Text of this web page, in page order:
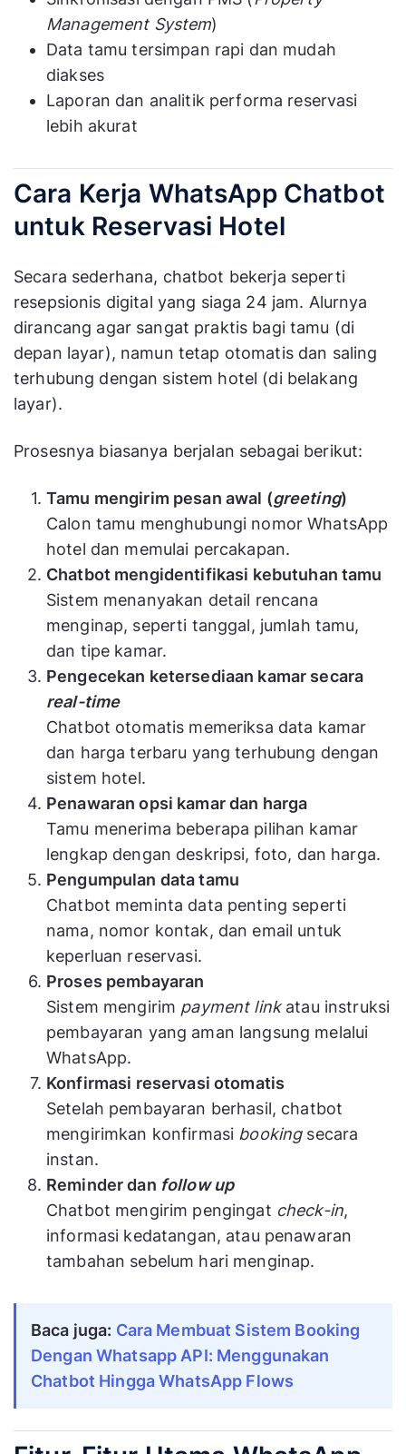
Management System)
Data tamu tersimpan rapi dan mudah
diakses
Laporan dan analitik performa reservasi
lebih akurat
Cara Kerja WhatsApp Chatbot
untuk Reservasi Hotel
Secara sederhana, chatbot bekerja seperti
resepsionis digital yang siaga 24 jam. Alurnya
dirancang agar sangat praktis bagi tamu (di
depan layar), namun tetap otomatis dan saling
terhubung dengan sistem hotel (di belakang
layar).
Prosesnya biasanya berjalan sebagai berikut:
Tamu mengirim pesan awal (greeting)
Calon tamu menghubungi nomor WhatsApp
hotel dan memulai percakapan.
Chatbot mengidentifikasi kebutuhan tamu
Sistem menanyakan detail rencana
menginap, seperti tanggal, jumlah tamu,
dan tipe kamar.
Pengecekan ketersediaan kamar secara
real-time
Chatbot otomatis memeriksa data kamar
dan harga terbaru yang terhubung dengan
sistem hotel.
Penawaran opsi kamar dan harga
Tamu menerima beberapa pilihan kamar
lengkap dengan deskripsi, foto, dan harga.
Pengumpulan data tamu
Chatbot meminta data penting seperti
nama, nomor kontak, dan email untuk
keperluan reservasi.
Proses pembayaran
Sistem mengirim payment linkatau instruksi
pembayaran yang aman langsung melalui
WhatsApp.
Konfirmasi reservasi otomatis
Setelah pembayaran berhasil, chatbot
mengirimkan konfirmasi bookingsecara
instan.
Reminder dan follow up
Chatbot mengirim pengingat check-in,
informasi kedatangan, atau penawaran
tambahan sebelum hari menginap.
Baca juga: Cara Membuat Sistem Booking
Dengan Whatsapp API: Menggunakan
Chatbot Hingga WhatsApp Flows